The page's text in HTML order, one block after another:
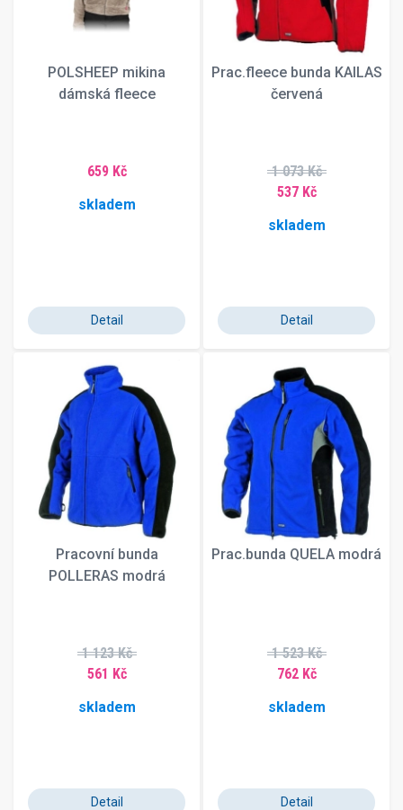
POLSHEEP mikina
dámská fleece
659 Kč
skladem
Detail
Prac.fleece bunda KAILAS
červená
1 073 Kč
537 Kč
skladem
Detail
Pracovní bunda
POLLERAS modrá
1 123 Kč
561 Kč
skladem
Detail
Prac.bunda QUELA modrá
1 523 Kč
762 Kč
skladem
Detail